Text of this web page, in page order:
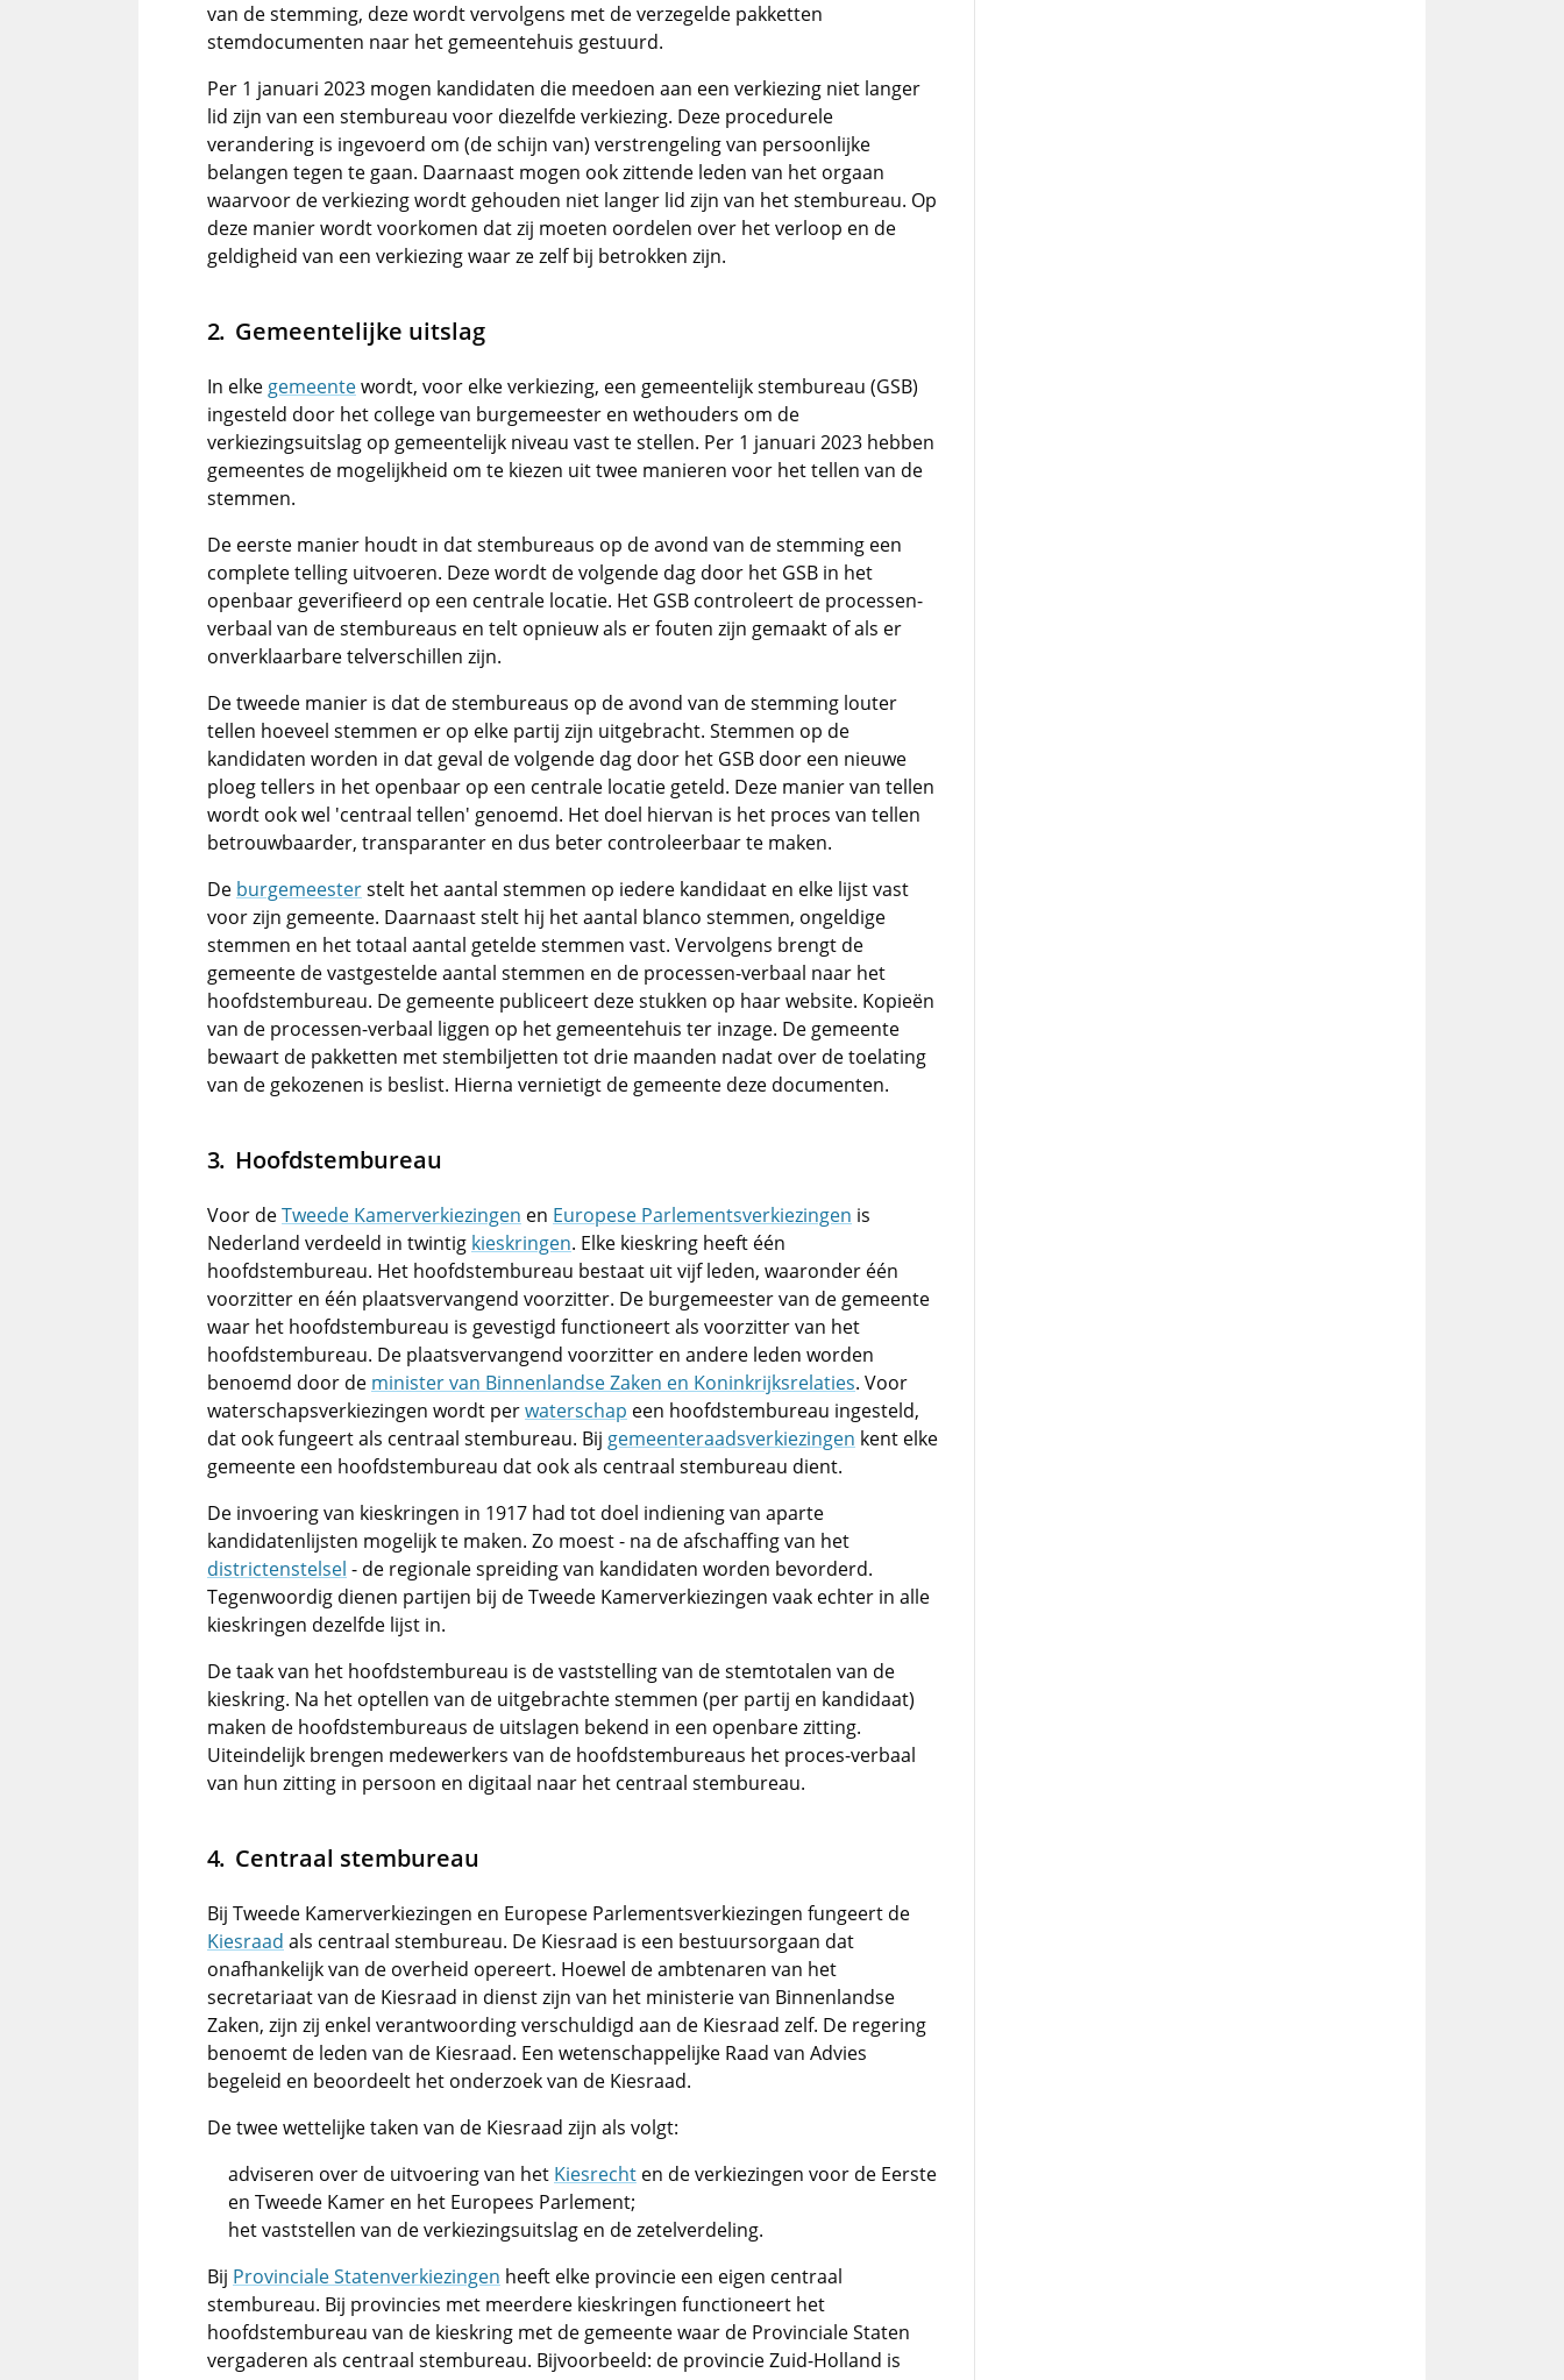
van de stemming, deze wordt vervolgens met de verzegelde pakketten
stemdocumenten naar het gemeentehuis gestuurd.
Per 1 januari 2023 mogen kandidaten die meedoen aan een verkiezing niet langer
lid zijn van een stembureau voor diezelfde verkiezing. Deze procedurele
verandering is ingevoerd om (de schijn van) verstrengeling van persoonlijke
belangen tegen te gaan. Daarnaast mogen ook zittende leden van het orgaan
waarvoor de verkiezing wordt gehouden niet langer lid zijn van het stembureau. Op
deze manier wordt voorkomen dat zij moeten oordelen over het verloop en de
geldigheid van een verkiezing waar ze zelf bij betrokken zijn.
Gemeentelijke uitslag
In elke gemeentewordt, voor elke verkiezing, een gemeentelijk stembureau (GSB)
ingesteld door het college van burgemeester en wethouders om de
verkiezingsuitslag op gemeentelijk niveau vast te stellen. Per 1 januari 2023 hebben
gemeentes de mogelijkheid om te kiezen uit twee manieren voor het tellen van de
stemmen.
De eerste manier houdt in dat stembureaus op de avond van de stemming een
complete telling uitvoeren. Deze wordt de volgende dag door het GSB in het
openbaar geverifieerd op een centrale locatie. Het GSB controleert de processen-
verbaal van de stembureaus en telt opnieuw als er fouten zijn gemaakt of als er
onverklaarbare telverschillen zijn.
De tweede manier is dat de stembureaus op de avond van de stemming louter
tellen hoeveel stemmen er op elke partij zijn uitgebracht. Stemmen op de
kandidaten worden in dat geval de volgende dag door het GSB door een nieuwe
ploeg tellers in het openbaar op een centrale locatie geteld. Deze manier van tellen
wordt ook wel 'centraal tellen' genoemd. Het doel hiervan is het proces van tellen
betrouwbaarder, transparanter en dus beter controleerbaar te maken.
De burgemeesterstelt het aantal stemmen op iedere kandidaat en elke lijst vast
voor zijn gemeente. Daarnaast stelt hij het aantal blanco stemmen, ongeldige
stemmen en het totaal aantal getelde stemmen vast. Vervolgens brengt de
gemeente de vastgestelde aantal stemmen en de processen-verbaal naar het
hoofdstembureau. De gemeente publiceert deze stukken op haar website. Kopieën
van de processen-verbaal liggen op het gemeentehuis ter inzage. De gemeente
bewaart de pakketten met stembiljetten tot drie maanden nadat over de toelating
van de gekozenen is beslist. Hierna vernietigt de gemeente deze documenten.
Hoofdstembureau
Voor deTweede Kamerverkiezingen en Europese Parlementsverkiezingen is
Nederland verdeeld in twintig kieskringen. Elke kieskring heeft één
hoofdstembureau. Het hoofdstembureau bestaat uit vijf leden, waaronder één
voorzitter en één plaatsvervangend voorzitter. De burgemeester van de gemeente
waar het hoofdstembureau is gevestigd functioneert als voorzitter van het
hoofdstembureau. De plaatsvervangend voorzitter en andere leden worden
benoemd door de minister van Binnenlandse Zaken en Koninkrijksrelaties. Voor
waterschapsverkiezingen wordt perwaterschap een hoofdstembureau ingesteld,
dat ook fungeert als centraal stembureau. Bij gemeenteraadsverkiezingen kent elke
gemeente een hoofdstembureau dat ook als centraal stembureau dient.
De invoering van kieskringen in 1917 had tot doel indiening van aparte
kandidatenlijsten mogelijk te maken. Zo moest - na de afschaffing van het
districtenstelsel - de regionale spreiding van kandidaten worden bevorderd.
Tegenwoordig dienen partijen bij de Tweede Kamerverkiezingen vaak echter in alle
kieskringen dezelfde lijst in.
De taak van het hoofdstembureau is de vaststelling van de stemtotalen van de
kieskring. Na het optellen van de uitgebrachte stemmen (per partij en kandidaat)
maken de hoofdstembureaus de uitslagen bekend in een openbare zitting.
Uiteindelijk brengen medewerkers van de hoofdstembureaus het proces-verbaal
van hun zitting in persoon en digitaal naar het centraal stembureau.
Centraal stembureau
Bij Tweede Kamerverkiezingen en Europese Parlementsverkiezingen fungeert de
Kiesraad als centraal stembureau. De Kiesraad is een bestuursorgaan dat
onafhankelijk van de overheid opereert. Hoewel de ambtenaren van het
secretariaat van de Kiesraad in dienst zijn van het ministerie van Binnenlandse
Zaken, zijn zij enkel verantwoording verschuldigd aan de Kiesraad zelf. De regering
benoemt de leden van de Kiesraad. Een wetenschappelijke Raad van Advies
begeleid en beoordeelt het onderzoek van de Kiesraad.
De twee wettelijke taken van de Kiesraad zijn als volgt:
adviseren over de uitvoering van het Kiesrecht en de verkiezingen voor de Eerste
en Tweede Kamer en het Europees Parlement;
het vaststellen van de verkiezingsuitslag en de zetelverdeling.
Bij Provinciale Statenverkiezingen heeft elke provincie een eigen centraal
stembureau. Bij provincies met meerdere kieskringen functioneert het
hoofdstembureau van de kieskring met de gemeente waar de Provinciale Staten
vergaderen als centraal stembureau. Bijvoorbeeld: de provincie Zuid-Holland is